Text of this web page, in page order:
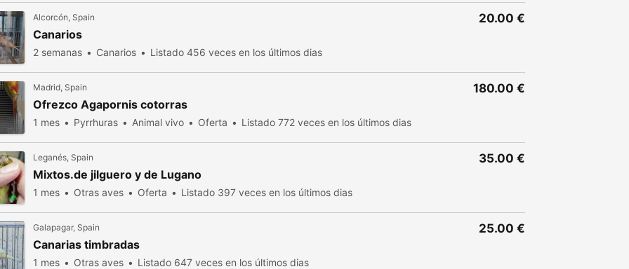
Alcorcón, Spain
Canarios
2 semanas Canarios Listado 456 veces en los últimos dias
20.00 €
Madrid, Spain
Ofrezco Agapornis cotorras
1 mes Pyrrhuras Animal vivo Oferta Listado 772 veces en los últimos dias
180.00 €
Leganés, Spain
Mixtos.de jilguero y de Lugano
1 mes Otras aves Oferta Listado 397 veces en los últimos dias
35.00 €
Galapagar, Spain
Canarias timbradas
1 mes Otras aves Listado 647 veces en los últimos dias
25.00 €